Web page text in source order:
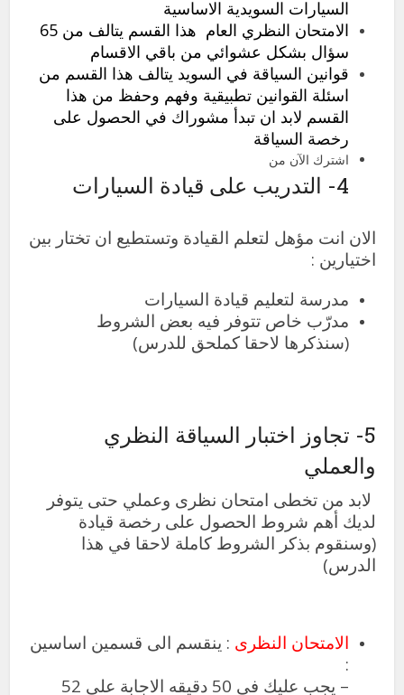
السيارات السويدية الاساسية
الامتحان النظري العام
هذا القسم يتالف من 65
سؤال بشكل عشوائي من باقي الاقسام
قوانين السياقة في السويد يتالف هذا القسم من
اسئلة القوانين تطبيقية وفهم وحفظ من هذا
القسم لابد ان تبدأ مشوراك في الحصول على
رخصة السياقة
اشترك الآن من
4- التدريب على قيادة السيارات
الان انت مؤهل لتعلم القيادة وتستطيع ان تختار بين
اختيارين :
مدرسة لتعليم قيادة السيارات
مدرّب خاص تتوفر فيه بعض الشروط
(سنذكرها لاحقا كملحق للدرس)
5- تجاوز اختبار السياقة النظري
والعملي
لابد من تخطى امتحان نظرى وعملي حتى يتوفر
لديك أهم شروط الحصول على رخصة قيادة
(وسنقوم بذكر الشروط كاملة لاحقا في هذا
الدرس)
الامتحان النظرى : ينقسم الى قسمين اساسين
:
– يجب عليك في 50 دقيقه الاجابة على 52